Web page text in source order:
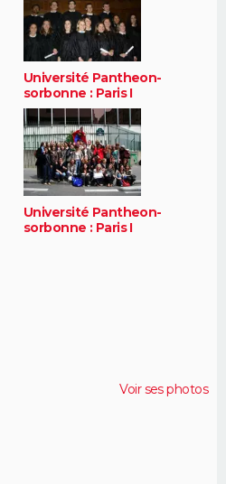
Université Pantheon-
sorbonne : Paris I
Université Pantheon-
sorbonne : Paris I
Voir ses photos